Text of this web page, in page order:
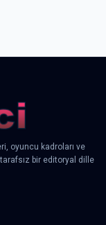
oyuncu kadroları ve
bir editoryal dille